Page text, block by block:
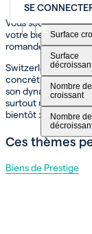
SE
FRENDE
Prix
Surface
Surface
Nombre
croissant
Nombre
Vous souhaitez
votre bien parmi
romande.
Switzerland
concrétisation de
son dynamisme,
surtout une
bientôt : Bienvenue
Ces thèmes
Biens de Prestige